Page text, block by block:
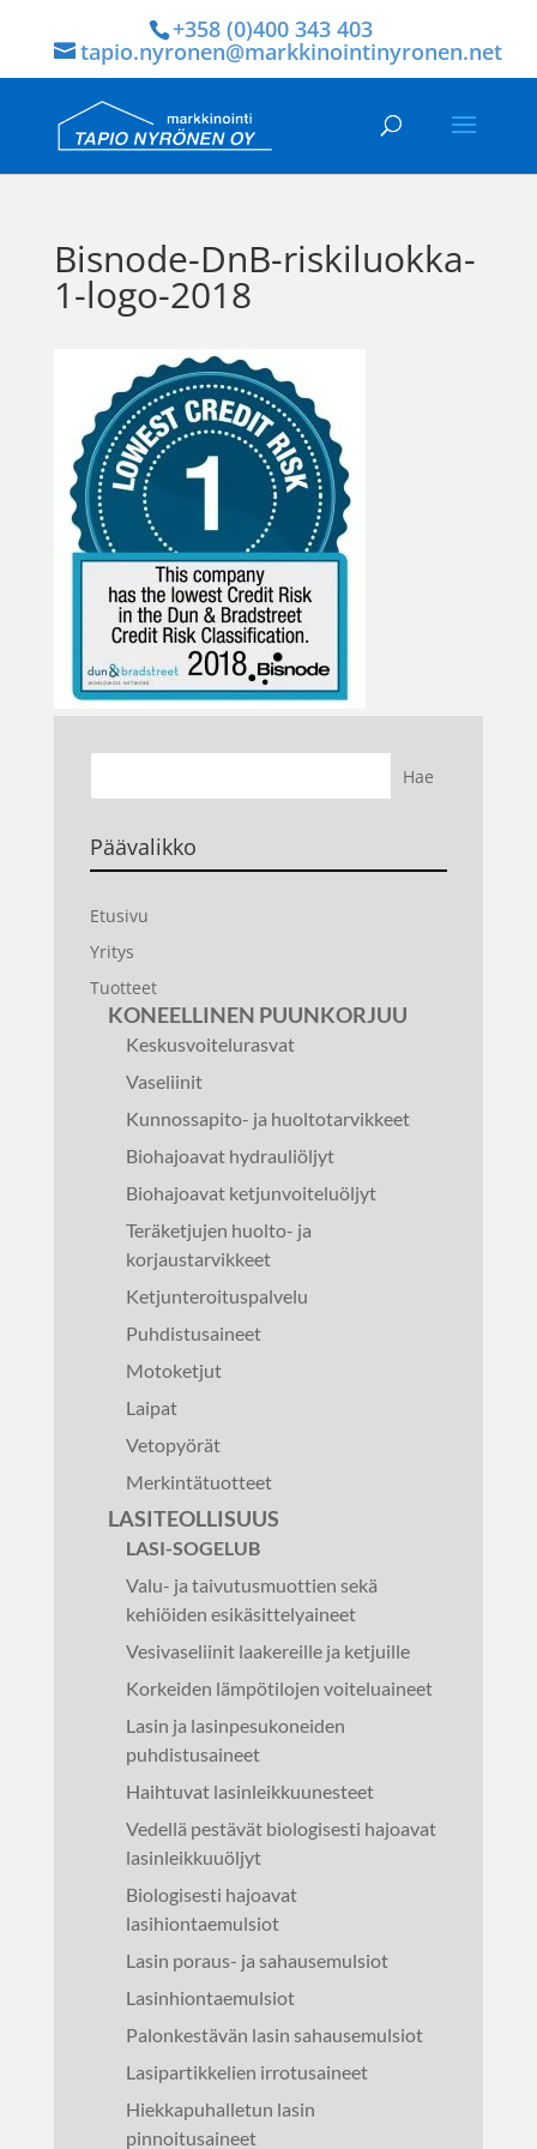
+358 (0)400 343 403
tapio.nyronen@markkinointinyronen.net
Bisnode-DnB-riskiluokka-
1-logo-2018
Päävalikko
Etusivu
Yritys
Tuotteet
KONEELLINEN PUUNKORJUU
Keskusvoitelurasvat
Vaseliinit
Kunnossapito- ja huoltotarvikkeet
Biohajoavat hydrauliöljyt
Biohajoavat ketjunvoiteluöljyt
Teräketjujen huolto- ja
korjaustarvikkeet
Ketjunteroituspalvelu
Puhdistusaineet
Motoketjut
Laipat
Vetopyörät
Merkintätuotteet
LASITEOLLISUUS
LASI-SOGELUB
Valu- ja taivutusmuottien sekä
kehiöiden esikäsittelyaineet
Vesivaseliinit laakereille ja ketjuille
Korkeiden lämpötilojen voiteluaineet
Lasin ja lasinpesukoneiden
puhdistusaineet
Haihtuvat lasinleikkuunesteet
Vedellä pestävät biologisesti hajoavat
lasinleikkuuöljyt
Biologisesti hajoavat
lasihiontaemulsiot
Lasin poraus- ja sahausemulsiot
Lasinhiontaemulsiot
Palonkestävän lasin sahausemulsiot
Lasipartikkelien irrotusaineet
Hiekkapuhalletun lasin
pinnoitusaineet